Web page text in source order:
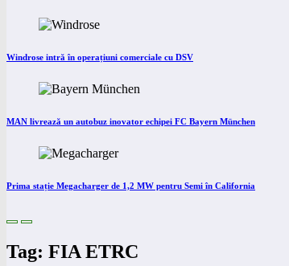
Windrose intră în operațiuni comerciale cu DSV
MAN livrează un autobuz inovator echipei FC Bayern München
Prima stație Megacharger de 1,2 MW pentru Semi în California
Tag: FIA ETRC